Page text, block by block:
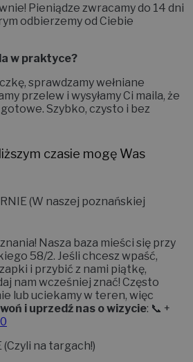
Pieniądze zwracamy do 14 dni
odbierzemy od Ciebie
w praktyce?
sprawdzamy wełniane
przelew i wysyłamy Ci maila, że
Szybko, czysto i bez
czasie mogę Was
(W naszej poznańskiej
Nasza baza mieści się przy
58/2. Jeśli chcesz wpaść,
i przybić z nami piątkę,
nam wcześniej znać! Często
lub uciekamy w teren, więc
i uprzedź nas o wizycie: 📞 +
(Czyli na targach!)